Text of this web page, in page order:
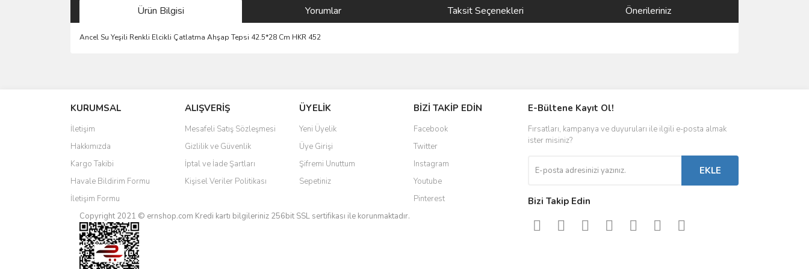
Ürün Bilgisi Yorumlar Taksit Seçenekleri Önerileriniz
Ancel Su Yeşili Renkli Elcikli Çatlatma Ahşap Tepsi 42.5*28 Cm HKR 452
Ürün resmi kalitesiz, bozuk veya görüntülenemiyor.
Ürün açıklamasında eksik bilgiler bulunuyor.
Ürün bilgilerinde hatalar bulunuyor.
Ürün fiyatı diğer sitelerden daha pahalı.
Bu ürüne benzer farklı alternatifler olmalı.
KURUMSAL
İletişim
Hakkımızda
Kargo Takibi
Havale Bildirim Formu
İletişim Formu
ALIŞVERİŞ
Mesafeli Satış Sözleşmesi
Gizlilik ve Güvenlik
İptal ve İade Şartları
Kişisel Veriler Politikası
ÜYELİK
Yeni Üyelik
Üye Girişi
Şifremi Unuttum
Sepetiniz
BİZİ TAKİP EDİN
Facebook
Twitter
Instagram
Youtube
Pinterest
Copyright 2021 © ernshop.com Kredi kartı bilgileriniz 256bit SSL sertifikası ile korunmaktadır.
E-Bültene Kayıt Ol!
Fırsatları, kampanya ve duyuruları ile ilgili e-posta almak
ister misiniz?
EKLE
Bizi Takip Edin